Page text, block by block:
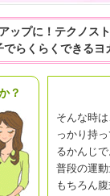
ップに！テクノス
でらくらくできるヨ
？
そんな時
っかり持
るかんじ
普段の運
もちろん